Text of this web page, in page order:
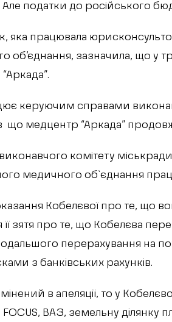
Але податки до російського
яка працювала
об’єднання, зазначила, що у
керуючим справами
що медцентр “Аркада”
комітету
медичного об`єднання
Кобелєвої про те, що
зятя про те, що Кобелєва
перерахування на
з банківських рахунків.
в апеляції, то у
FOCUS, ВАЗ, земельну